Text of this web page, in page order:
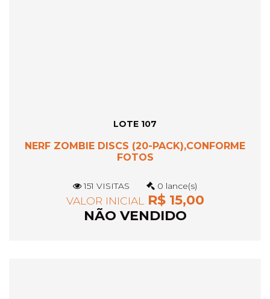
LOTE 107
NERF ZOMBIE DISCS (20-PACK),CONFORME
FOTOS
151 VISITAS 0 lance(s)
VALOR INICIAL R$ 15,00
NÃO VENDIDO